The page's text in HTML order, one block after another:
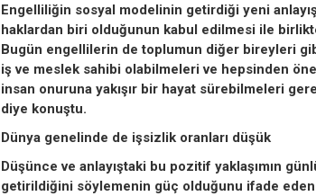
Engelliliğin sosyal modelinin getirdiği yeni
haklardan biri olduğunun kabul edilmesi ile
Bugün engellilerin de toplumun diğer bireyleri
iş ve meslek sahibi olabilmeleri ve hepsinden
insan onuruna yakışır bir hayat sürebilmeleri
diye konuştu.
Dünya genelinde de işsizlik oranları düşük
Düşünce ve anlayıştaki bu pozitif yaklaşımın
getirildiğini söylemenin güç olduğunu ifade